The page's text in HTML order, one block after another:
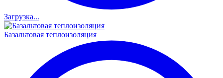
Загрузка...
Базальтовая теплоизоляция